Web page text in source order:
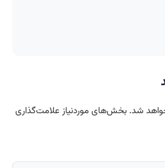
شد. بخش‌های موردنیاز علامت‌گذاری